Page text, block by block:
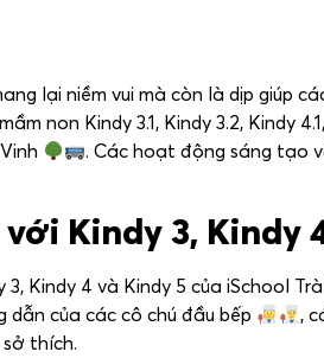
lại niềm vui mà còn là dịp giúp
non Kindy 3.1, Kindy 3.2, Kindy
. Các hoạt động sáng tạo
Kindy 3, Kindy
Kindy 4 và Kindy 5 của iSchool
của các cô chú đầu bếp
,
thích.